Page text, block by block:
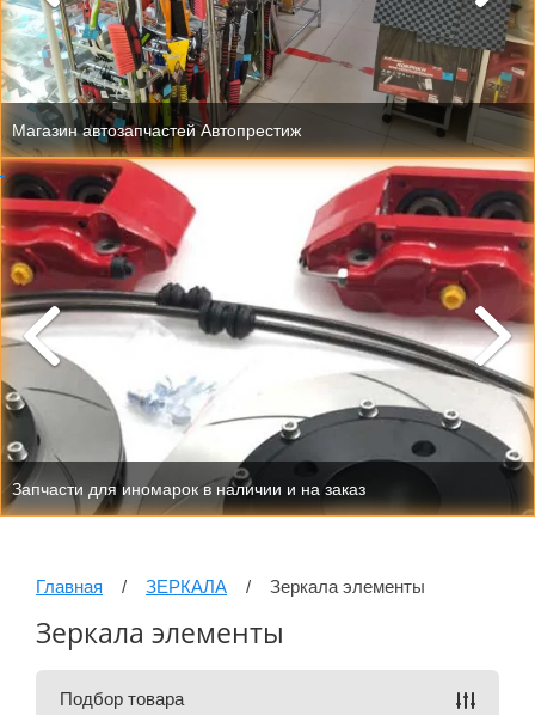
Магазин автозапчастей Автопрестиж
Запчасти для иномарок в наличии и на заказ
Главная / ЗЕРКАЛА / Зеркала элементы
Зеркала элементы
Подбор товара